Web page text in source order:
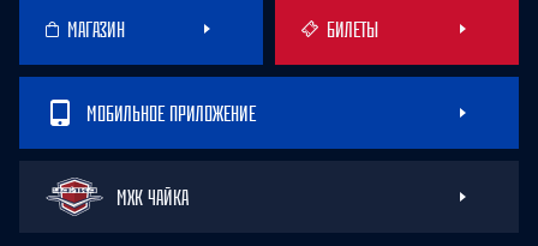
МАГАЗИН БИЛЕТЫ
МОБИЛЬНОЕ ПРИЛОЖЕНИЕ
МХК ЧАЙКА